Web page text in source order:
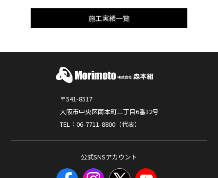
施工実績一覧
〒541-8517
大阪市中央区南本町二丁目6番12号
TEL：06-7711-8800（代表）
公式SNSアカウント